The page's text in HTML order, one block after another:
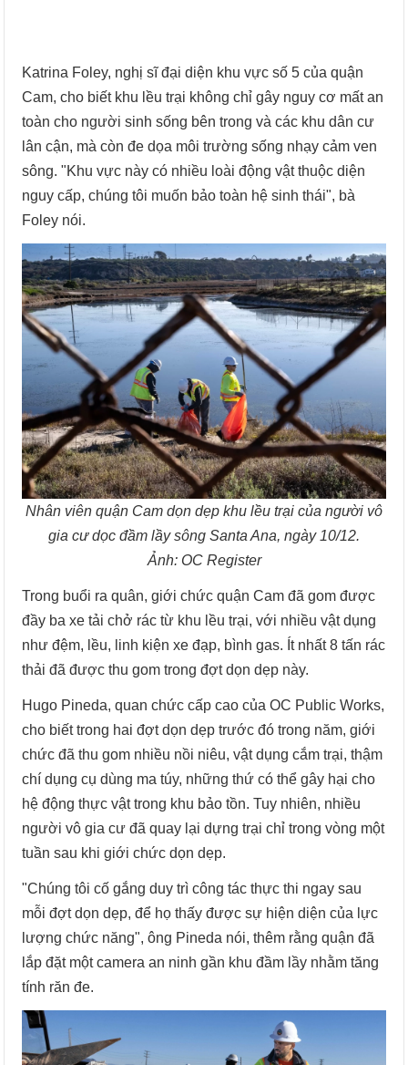
Katrina Foley, nghị sĩ đại diện khu vực số 5 của quận
Cam, cho biết khu lều trại không chỉ gây nguy cơ mất an
toàn cho người sinh sống bên trong và các khu dân cư
lân cận, mà còn đe dọa môi trường sống nhạy cảm ven
sông. "Khu vực này có nhiều loài động vật thuộc diện
nguy cấp, chúng tôi muốn bảo toàn hệ sinh thái", bà
Foley nói.
Nhân viên quận Cam dọn dẹp khu lều trại của người vô
gia cư dọc đầm lầy sông Santa Ana, ngày 10/12.
Ảnh: OC Register
Trong buổi ra quân, giới chức quận Cam đã gom được
đầy ba xe tải chở rác từ khu lều trại, với nhiều vật dụng
như đệm, lều, linh kiện xe đạp, bình gas. Ít nhất 8 tấn rác
thải đã được thu gom trong đợt dọn dẹp này.
Hugo Pineda, quan chức cấp cao của OC Public Works,
cho biết trong hai đợt dọn dẹp trước đó trong năm, giới
chức đã thu gom nhiều nồi niêu, vật dụng cắm trại, thậm
chí dụng cụ dùng ma túy, những thứ có thể gây hại cho
hệ động thực vật trong khu bảo tồn. Tuy nhiên, nhiều
người vô gia cư đã quay lại dựng trại chỉ trong vòng một
tuần sau khi giới chức dọn dẹp.
"Chúng tôi cố gắng duy trì công tác thực thi ngay sau
mỗi đợt dọn dẹp, để họ thấy được sự hiện diện của lực
lượng chức năng", ông Pineda nói, thêm rằng quận đã
lắp đặt một camera an ninh gần khu đầm lầy nhằm tăng
tính răn đe.